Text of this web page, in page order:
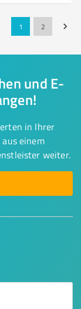
1 2
und E-
in Ihrer
einem
weiter.